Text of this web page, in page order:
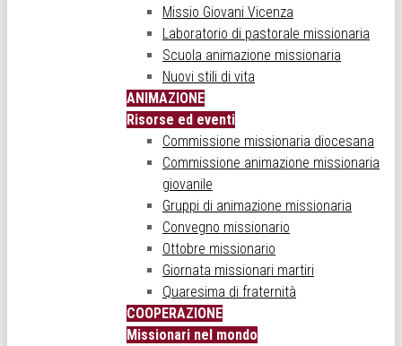
Missio Giovani Vicenza
Laboratorio di pastorale missionaria
Scuola animazione missionaria
Nuovi stili di vita
ANIMAZIONE
Risorse ed eventi
Commissione missionaria diocesana
Commissione animazione missionaria
giovanile
Gruppi di animazione missionaria
Convegno missionario
Ottobre missionario
Giornata missionari martiri
Quaresima di fraternità
COOPERAZIONE
Missionari nel mondo